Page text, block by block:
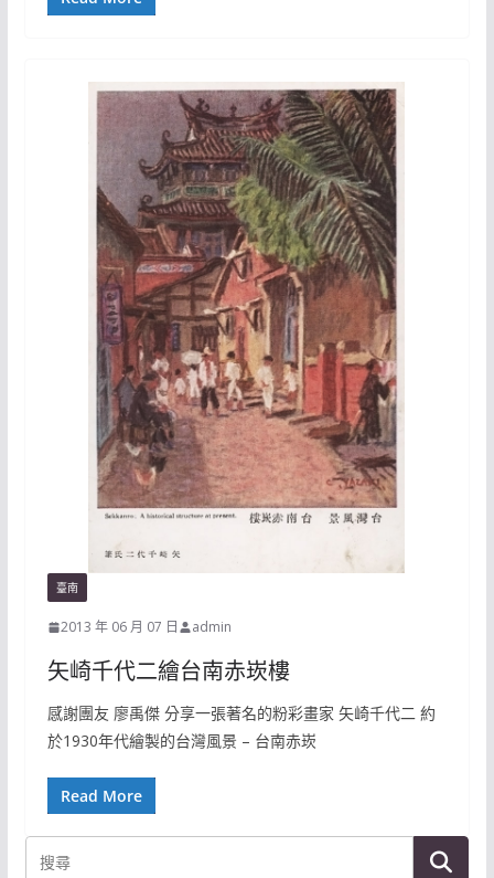
臺南
2013 年 06 月 07 日 admin
矢崎千代二繪台南赤崁樓
感謝團友 廖禹傑 分享一張著名的粉彩畫家 矢崎千代二 約
於1930年代繪製的台灣風景 – 台南赤崁
Read More